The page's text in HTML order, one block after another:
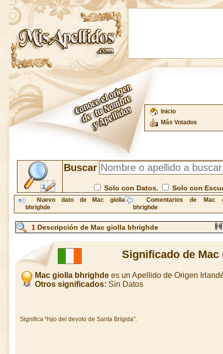
Inicio
Más Votados
Buscar
Solo con Datos. Solo con
Nuevo dato de Mac giolla
bhrighde
Comentarios de Mac
bhrighde
1 Descripción de Mac giolla bhrighde
Significado de
Mac giolla bhrighdees un Apellido de Origen
Otros significados: Sin Datos
Significa "hijo del devoto de Santa Brígida".